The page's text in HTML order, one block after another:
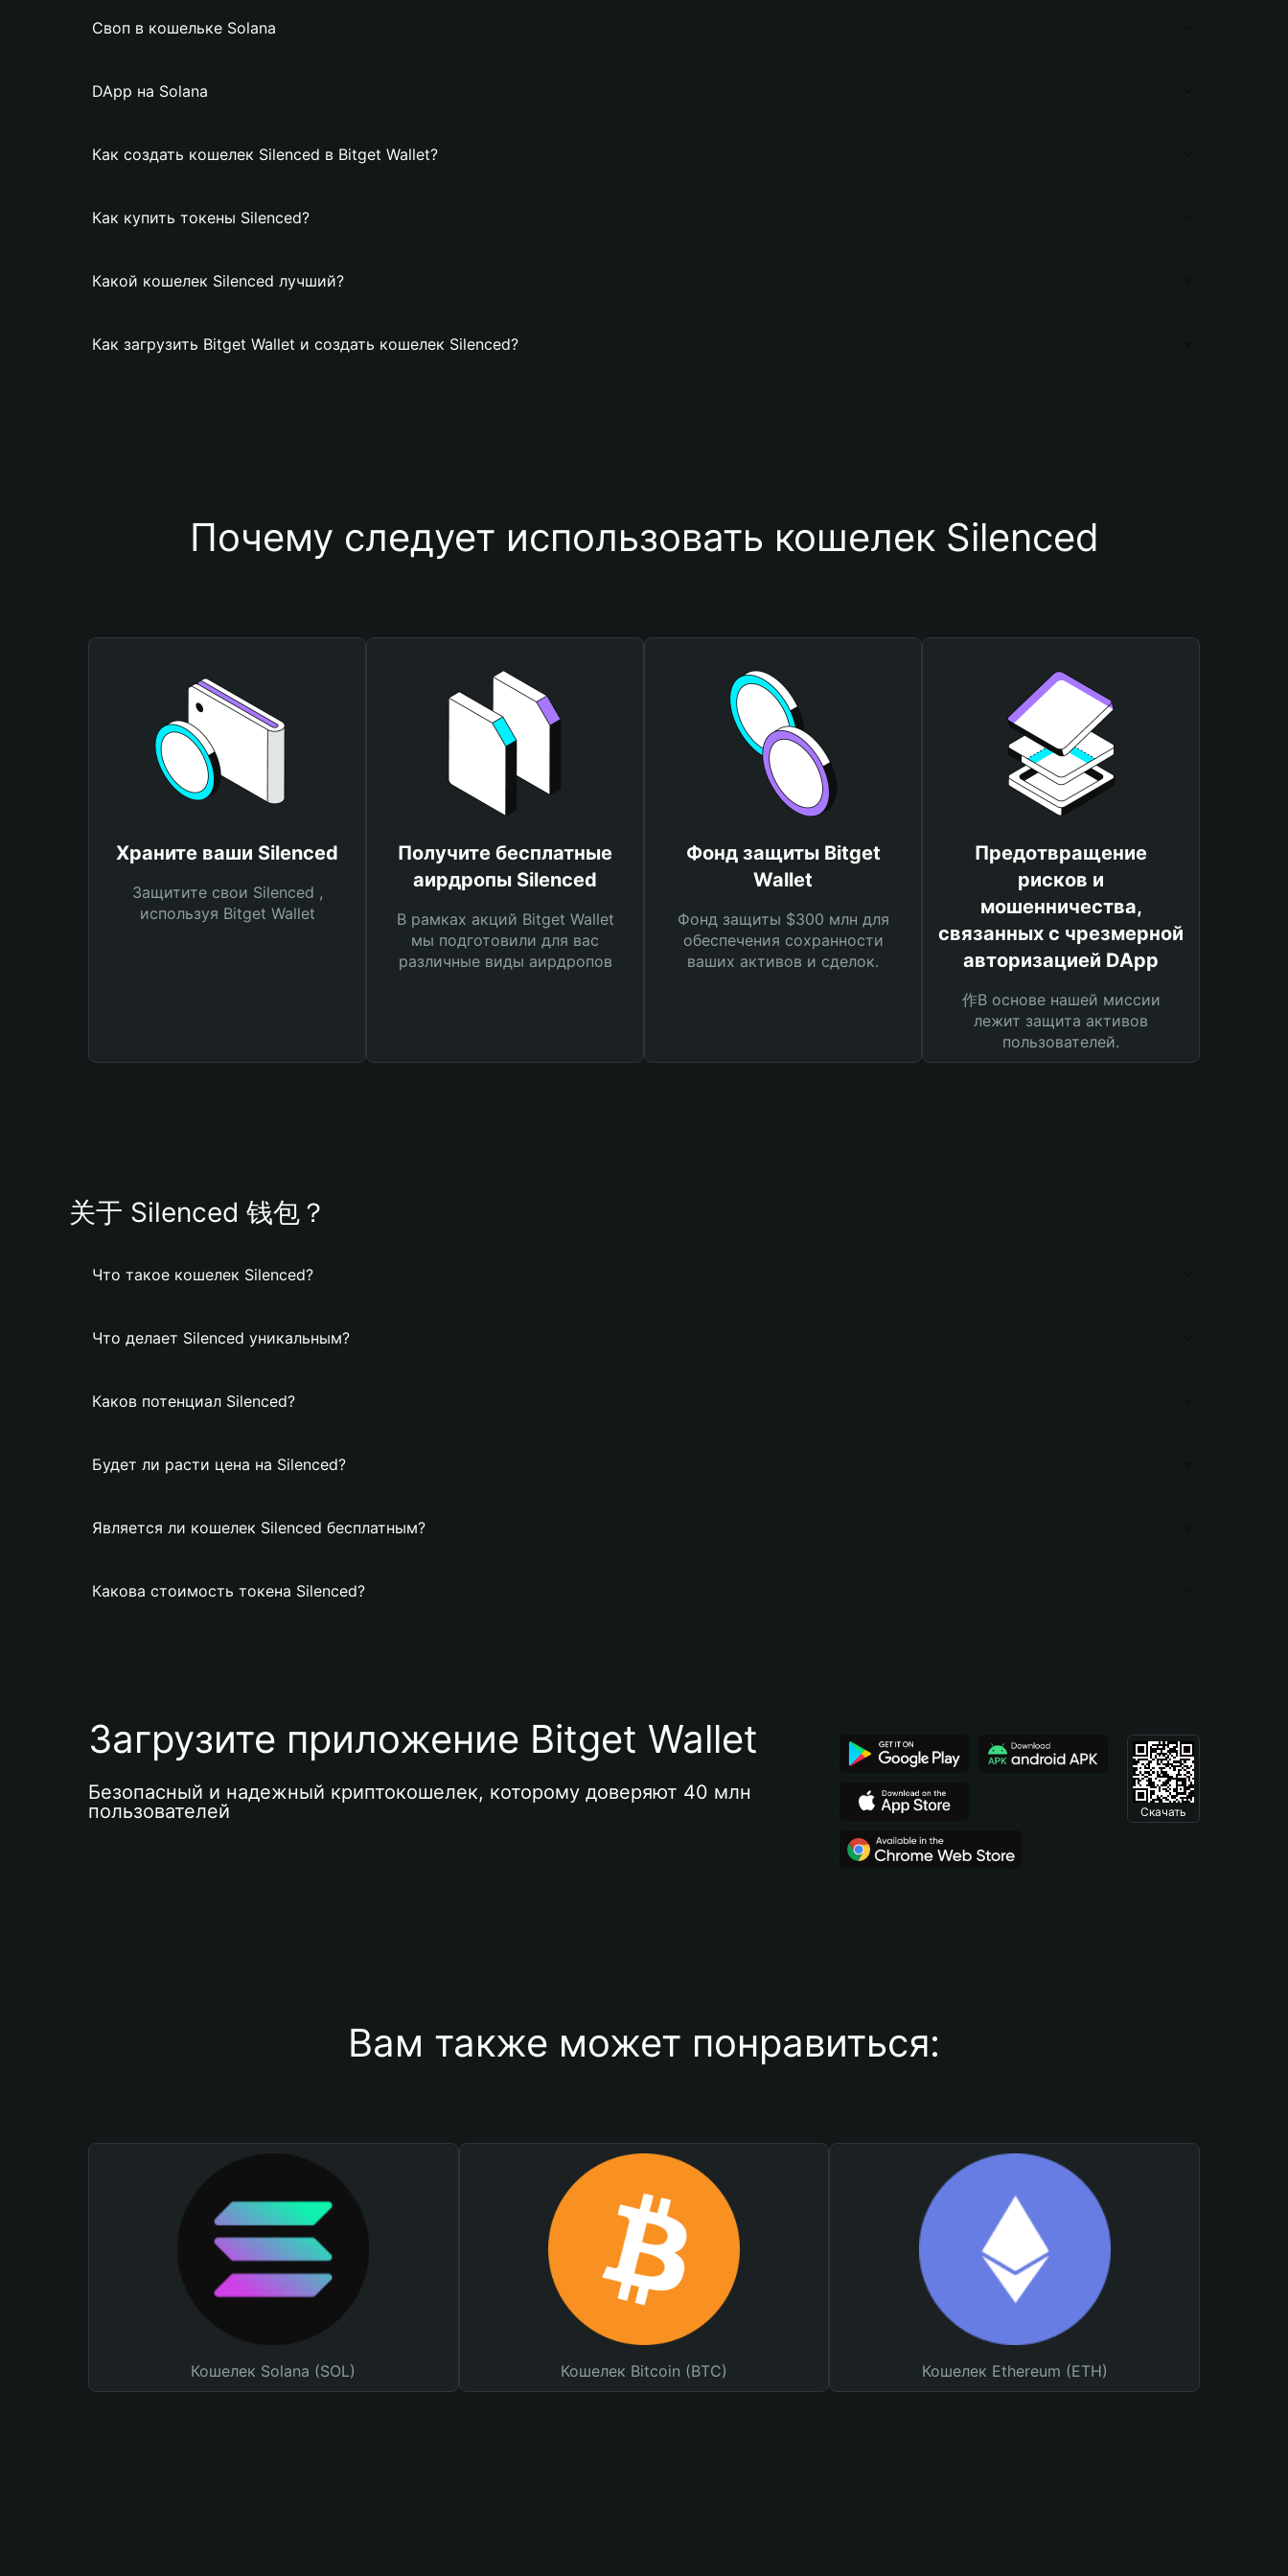
Своп в кошельке Solana
DApp на Solana
Как создать кошелек Silenced в Bitget Wallet?
Как купить токены Silenced?
Какой кошелек Silenced лучший?
Как загрузить Bitget Wallet и создать кошелек Silenced?
Почему следует использовать кошелек Silenced
Храните ваши Silenced
Защитите свои Silenced ,
используя Bitget Wallet
Получите бесплатные
аирдропы Silenced
В рамках акций Bitget Wallet
мы подготовили для вас
различные виды аирдропов
Фонд защиты Bitget
Wallet
Фонд защиты $300 млн для
обеспечения сохранности
ваших активов и сделок.
Предотвращение
рисков и
мошенничества,
связанных с чрезмерной
авторизацией DApp
作В основе нашей миссии
лежит защита активов
пользователей.
关于 Silenced 钱包？
Что такое кошелек Silenced?
Что делает Silenced уникальным?
Каков потенциал Silenced?
Будет ли расти цена на Silenced?
Является ли кошелек Silenced бесплатным?
Какова стоимость токена Silenced?
Загрузите приложение Bitget Wallet
Безопасный и надежный криптокошелек, которому доверяют 40 млн
пользователей
Скачать
Вам также может понравиться:
Кошелек Solana (SOL) Кошелек Bitcoin (BTC) Кошелек Ethereum (ETH)